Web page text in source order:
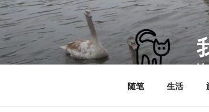
跳
至
内
容
随笔 生活